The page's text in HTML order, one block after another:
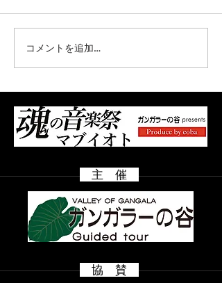
オフィシャル先行販売開
始！お早めに！！
コメントを追加…
主 催
​ 協 賛